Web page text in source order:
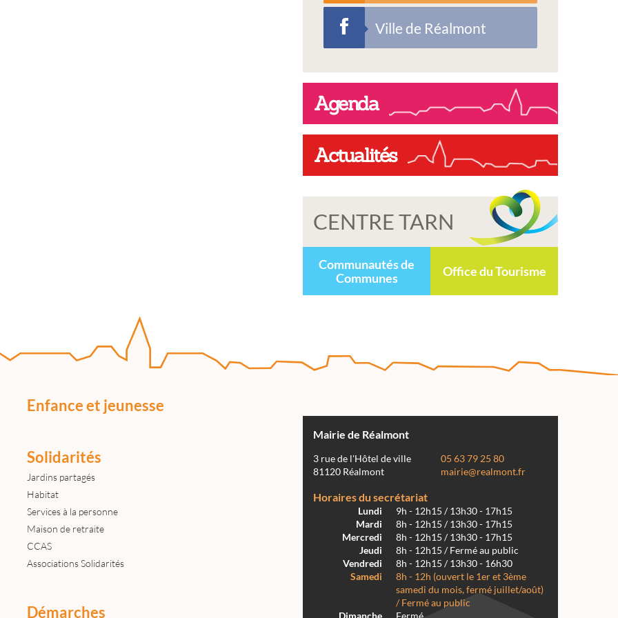
Ville de Réalmont
Agenda
Actualités
CENTRE TARN
Communautés de
Communes
Office du Tourisme
Enfance et jeunesse
Solidarités
Jardins partagés
Habitat
Services à la personne
Maison de retraite
CCAS
Associations Solidarités
Démarches
Mairie de Réalmont
3 rue de l'Hôtel de ville
81120 Réalmont
05 63 79 25 80
mairie@realmont.fr
Horaires du secrétariat
Lundi
9h - 12h15 / 13h30 - 17h15
Mardi
8h - 12h15 / 13h30 - 17h15
Mercredi
8h - 12h15 / 13h30 - 17h15
Jeudi
8h - 12h15 / Fermé au public
Vendredi
8h - 12h15 / 13h30 - 16h30
Samedi
8h - 12h (ouvert le 1er et 3ème
samedi du mois, fermé juillet/août)
/ Fermé au public
Dimanche
Fermé